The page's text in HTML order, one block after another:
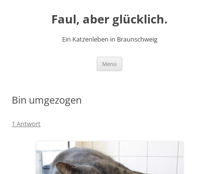
Faul, aber glücklich.
Ein Katzenleben in Braunschweig
Menü
Bin umgezogen
1 Antwort